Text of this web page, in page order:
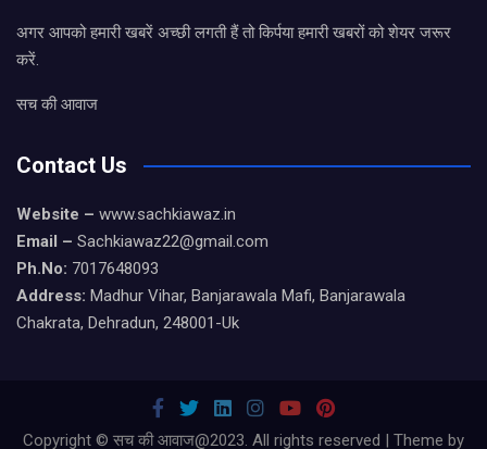
अगर आपको हमारी खबरें अच्छी लगती हैं तो किर्पया हमारी खबरों को शेयर जरूर
करें.
सच की आवाज
Contact Us
Website – www.sachkiawaz.in
Email – Sachkiawaz22@gmail.com
Ph.No: 7017648093
Address: Madhur Vihar, Banjarawala Mafi, Banjarawala
Chakrata, Dehradun, 248001-Uk
Copyright © सच की आवाज@2023. All rights reserved | Theme by